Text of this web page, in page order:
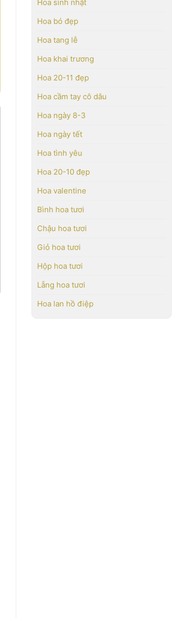
Hoa sinh nhật
Hoa bó đẹp
Hoa tang lễ
Hoa khai trương
Hoa 20-11 đẹp
Hoa cầm tay cô dâu
Hoa ngày 8-3
Hoa ngày tết
Hoa tình yêu
Hoa 20-10 đẹp
Hoa valentine
Bình hoa tươi
Chậu hoa tươi
Giỏ hoa tươi
Hộp hoa tươi
Lẵng hoa tươi
Hoa lan hồ điệp